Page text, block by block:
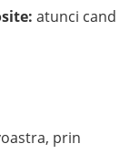
atunci cand
prin